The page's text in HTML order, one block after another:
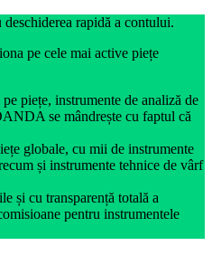
rapidă a contului.
pe cele mai active piețe
piețe, instrumente de analiză de
se mândrește cu faptul că
globale, cu mii de instrumente
și instrumente tehnice de vârf
și cu transparență totală a
pentru instrumentele